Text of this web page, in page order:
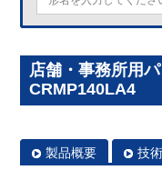
店舗・事務所用
CRMP140LA4
製品概要 技